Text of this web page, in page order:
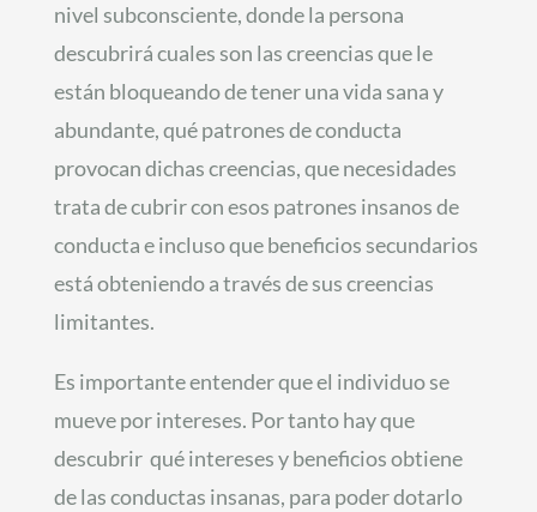
nivel subconsciente, donde la persona
descubrirá cuales son las creencias que le
están bloqueando de tener una vida sana y
abundante, qué patrones de conducta
provocan dichas creencias, que necesidades
trata de cubrir con esos patrones insanos de
conducta e incluso que beneficios secundarios
está obteniendo a través de sus creencias
limitantes.
Es importante entender que el individuo se
mueve por intereses. Por tanto hay que
descubrir qué intereses y beneficios obtiene
de las conductas insanas, para poder dotarlo